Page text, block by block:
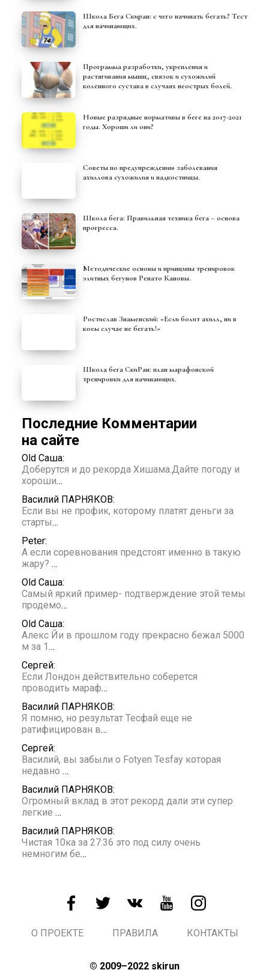
Школа Бега Скиран: с чего начинать бегать? Тест
для начинающих.
Программа разработки, укрепления и
растягивания мышц, связок и сухожилий
коленного сустава в случаях неострых болей.
Новые разрядные нормативы в беге на 2017-2021
годы. Хороши ли они?
Советы по предупреждению заболевания
ахиллова сухожилия и надкостницы.
Школа бега: Правильная техника бега – основа
прогресса.
Методические основы и принципы тренировок
элитных бегунов Ренато Кановы.
Ростислав Знаменский: «Если болит ахилл, ни в
коем случае не бегать!»
Школа бега СкиРан: план марафонской
тренировки для начинающих.
Последние Комментарии
на сайте
Old Саша:
Доберутся и до рекорда Хишама.Дайте погоду и
хороши…
Василий ПАРНЯКОВ:
Если вы не профик, которому платят деньги за
старты…
Peter:
А если соревнования предстоят именно в такую
жару? …
Old Саша:
Самый яркий пример- подтверждение этой темы
продемо…
Old Саша:
Алекс Йи в прошлом году прекрасно бежал 5000
м за 1…
Сергей:
Если Лондон действительно соберется
проводить мараф…
Василий ПАРНЯКОВ:
Я помню, но результат Тесфай еще не
ратифицирован в…
Сергей:
Василий, вы забыли о Fotyen Tesfay которая
недавно …
Василий ПАРНЯКОВ:
Огромный вклад в этот рекорд дали эти супер
легкие …
Василий ПАРНЯКОВ:
Чистая 10ка за 27:36 это под силу очень
немногим бе…
О ПРОЕКТЕ ПРАВИЛА КОНТАКТЫ
© 2009–2022 skirun